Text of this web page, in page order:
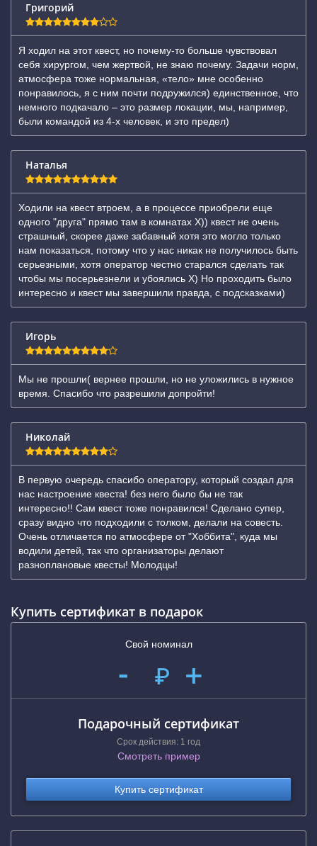
Григорий
Я ходил на этот квест, но почему-то больше чувствовал
себя хирургом, чем жертвой, не знаю почему. Задачи норм,
атмосфера тоже нормальная, «тело» мне особенно
понравилось, я с ним почти подружился) единственное, что
немного подкачало – это размер локации, мы, например,
были командой из 4-х человек, и это предел)
Наталья
Ходили на квест втроем, а в процессе приобрели еще
одного "друга" прямо там в комнатах Х)) квест не очень
страшный, скорее даже забавный хотя это могло только
нам показаться, потому что у нас никак не получилось быть
серьезными, хотя оператор честно старался сделать так
чтобы мы посерьезнели и убоялись Х) Но проходить было
интересно и квест мы завершили правда, с подсказками)
Игорь
Мы не прошли( вернее прошли, но не уложились в нужное
время. Спасибо что разрешили допройти!
Николай
В первую очередь спасибо оператору, который создал для
нас настроение квеста! без него было бы не так
интересно!! Сам квест тоже понравился! Сделано супер,
сразу видно что подходили с толком, делали на совесть.
Очень отличается по атмосфере от "Хоббита", куда мы
водили детей, так что организаторы делают
разноплановые квесты! Молодцы!
Купить сертификат в подарок
Свой номинал
- ₽ +
Подарочный сертификат
Срок действия: 1 год
Смотреть пример
Купить сертификат